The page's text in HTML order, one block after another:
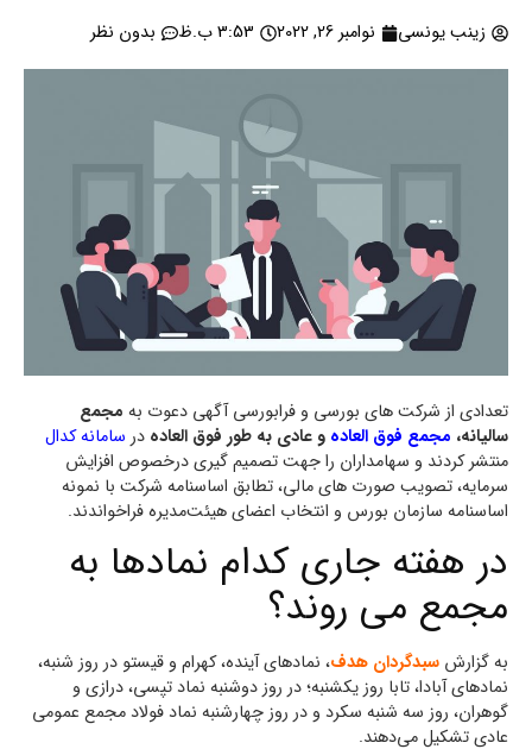
زینب یونسی نوامبر 26, 2022 3:53 ب.ظ بدون نظر
تعدادی از شرکت های بورسی و فرابورسی آگهی دعوت به مجمع
سالیانه، مجمع فوق العاده و عادی به طور فوق العاده در سامانه کدال
منتشر کردند و سهامداران را جهت تصمیم گیری درخصوص افزایش
سرمایه، تصویب صورت های مالی، تطابق اساسنامه شرکت با نمونه
اساسنامه سازمان بورس و انتخاب اعضای هیئت‌مدیره فراخواندند.
در هفته جاری کدام نمادها به
مجمع می روند؟
به گزارش سبدگردان هدف، نماد‌های آینده، کهرام و قیستو در روز شنبه،
نماد‌های آبادا، تابا روز یکشنبه؛ در روز دوشنبه نماد تپسی، درازی و
گوهران، روز سه شنبه سکرد و در روز چهارشنبه نماد فولاد مجمع عمومی
عادی تشکیل می‌دهند.